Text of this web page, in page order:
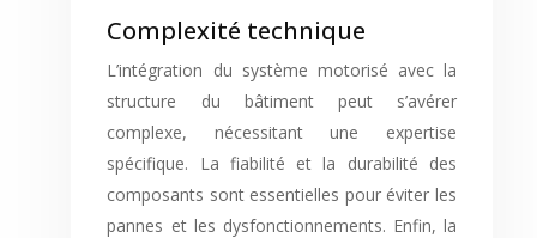
Complexité technique
L’intégration du système motorisé avec la
structure du bâtiment peut s’avérer
complexe, nécessitant une expertise
spécifique. La fiabilité et la durabilité des
composants sont essentielles pour éviter les
pannes et les dysfonctionnements. Enfin, la